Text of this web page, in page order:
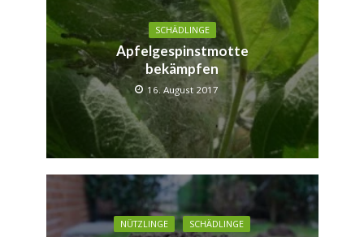
SCHÄDLINGE
Apfelgespinstmotte
bekämpfen
16. August 2017
NÜTZLINGE SCHÄDLINGE